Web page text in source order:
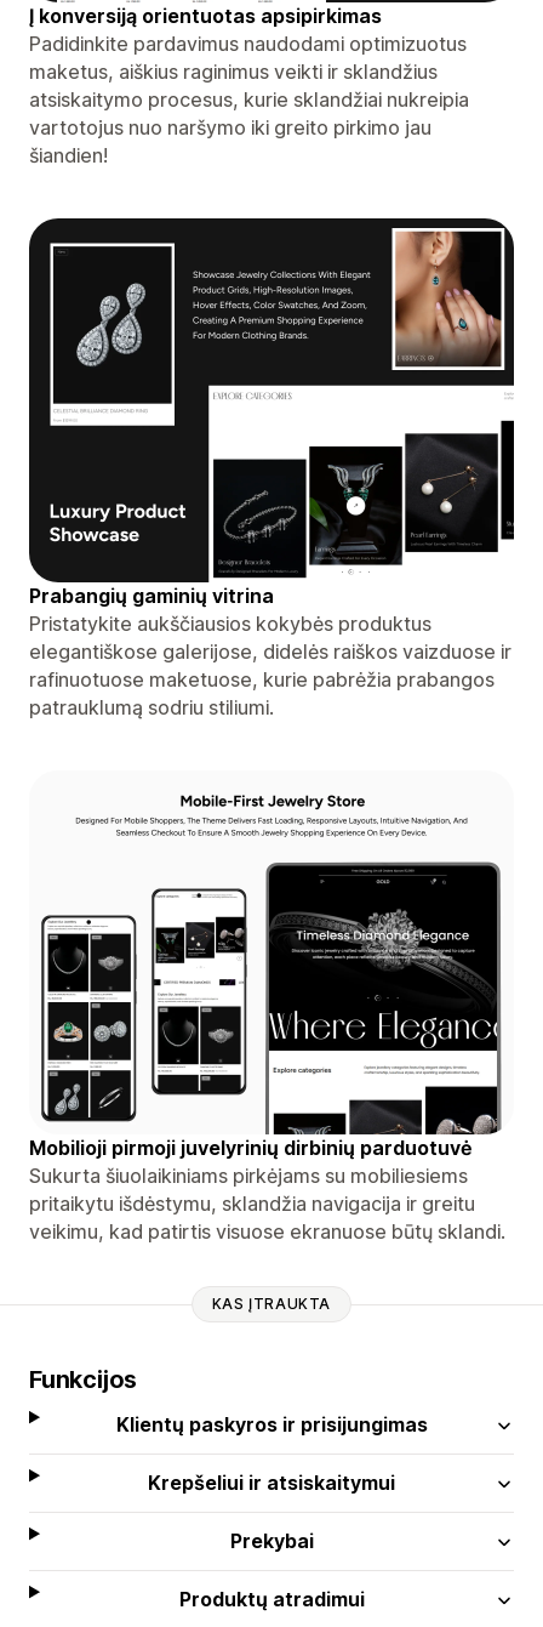
Į konversiją orientuotas apsipirkimas
Padidinkite pardavimus naudodami optimizuotus
maketus, aiškius raginimus veikti ir sklandžius
atsiskaitymo procesus, kurie sklandžiai nukreipia
vartotojus nuo naršymo iki greito pirkimo jau
šiandien!
Prabangių gaminių vitrina
Pristatykite aukščiausios kokybės produktus
elegantiškose galerijose, didelės raiškos vaizduose ir
rafinuotuose maketuose, kurie pabrėžia prabangos
patrauklumą sodriu stiliumi.
Mobilioji pirmoji juvelyrinių dirbinių parduotuvė
Sukurta šiuolaikiniams pirkėjams su mobiliesiems
pritaikytu išdėstymu, sklandžia navigacija ir greitu
veikimu, kad patirtis visuose ekranuose būtų sklandi.
KAS ĮTRAUKTA
Funkcijos
Klientų paskyros ir prisijungimas
Krepšeliui ir atsiskaitymui
Prekybai
Produktų atradimui